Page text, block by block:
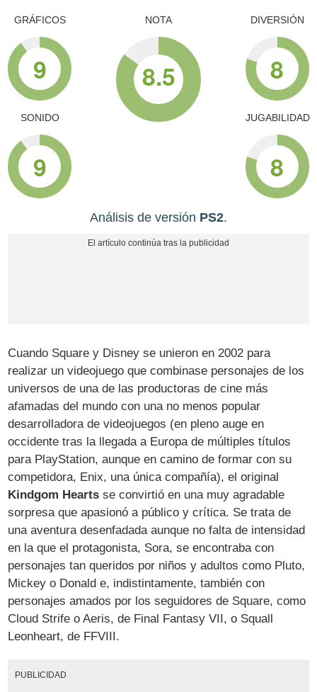
GRÁFICOS
9
SONIDO
9
NOTA
8.5
DIVERSIÓN
8
JUGABILIDAD
8
Análisis de versión PS2.
Cuando Square y Disney se unieron en 2002 para
realizar un videojuego que combinase personajes de los
universos de una de las productoras de cine más
afamadas del mundo con una no menos popular
desarrolladora de videojuegos (en pleno auge en
occidente tras la llegada a Europa de múltiples títulos
para PlayStation, aunque en camino de formar con su
competidora, Enix, una única compañía), el original
Kindgom Hearts se convirtió en una muy agradable
sorpresa que apasionó a público y crítica. Se trata de
una aventura desenfadada aunque no falta de intensidad
en la que el protagonista, Sora, se encontraba con
personajes tan queridos por niños y adultos como Pluto,
Mickey o Donald e, indistintamente, también con
personajes amados por los seguidores de Square, como
Cloud Strife o Aeris, de Final Fantasy VII, o Squall
Leonheart, de FFVIII.
PUBLICIDAD